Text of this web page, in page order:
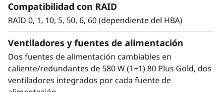
Compatibilidad con RAID
RAID 0, 1, 10, 5, 50, 6, 60 (dependiente del HBA)
Ventiladores y fuentes de alimentación
Dos fuentes de alimentación cambiables en
caliente/redundantes de 580 W (1+1) 80 Plus Gold, dos
ventiladores integrados por cada fuente de